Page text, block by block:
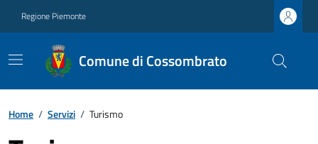
Regione Piemonte
Comune di Cossombrato
Home / Servizi / Turismo